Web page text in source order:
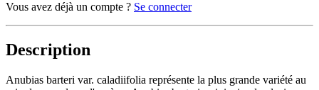
Vous avez déjà un compte ? Se connecter
Description
Anubias barteri var. caladiifolia représente la plus grande variété au